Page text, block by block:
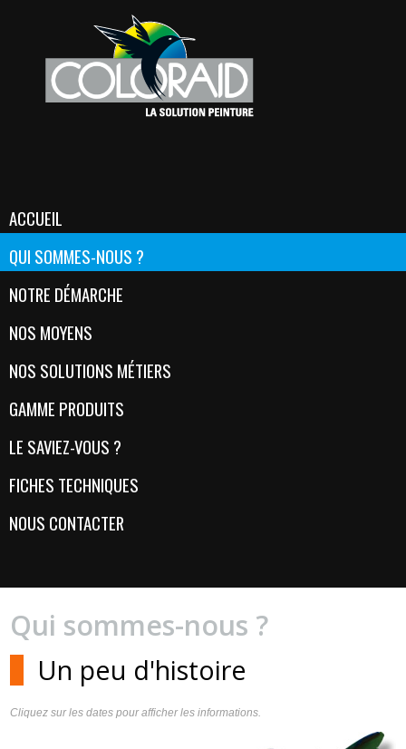
ACCUEIL
QUI SOMMES-NOUS ?
NOTRE DÉMARCHE
NOS MOYENS
NOS SOLUTIONS MÉTIERS
GAMME PRODUITS
LE SAVIEZ-VOUS ?
FICHES TECHNIQUES
NOUS CONTACTER
Qui sommes-nous ?
Un peu d'histoire
Cliquez sur les dates pour afficher les informations.